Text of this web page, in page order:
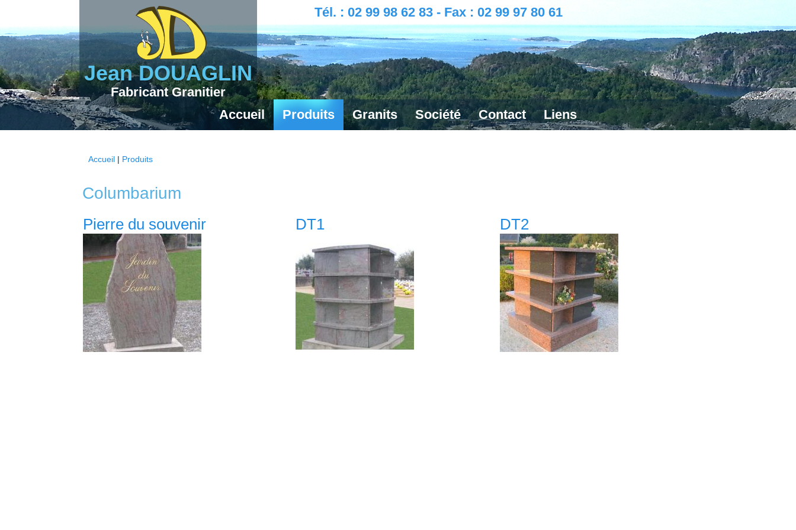
Jean DOUAGLIN
Fabricant Granitier
Tél. : 02 99 98 62 83 - Fax : 02 99 97 80 61
Accueil Produits Granits Société Contact Liens
Vous êtes ici
Accueil | Produits
Columbarium
Pierre du souvenir DT1 DT2